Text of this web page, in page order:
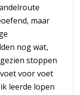
maar
nog wat,
stoppen
voor voet
leerde lopen